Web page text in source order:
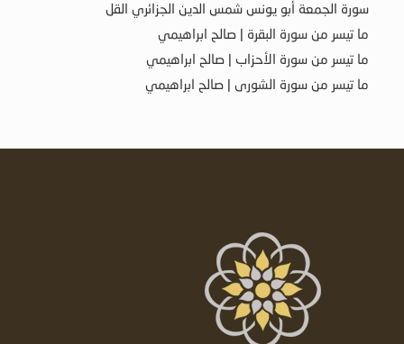
سورة الجمعة أبو يونس شمس الدين الجزائري القل
ما تيسر من سورة البقرة | صالح ابراهيمي
ما تيسر من سورة الأحزاب | صالح ابراهيمي
ما تيسر من سورة الشورى | صالح ابراهيمي